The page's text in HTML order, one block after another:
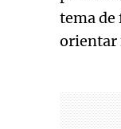
tema de
orientar